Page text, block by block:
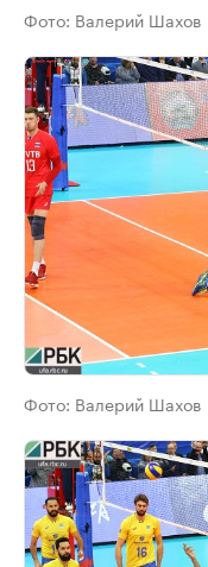
Фото: Валерий Шахов
Фото: Валерий Шахов